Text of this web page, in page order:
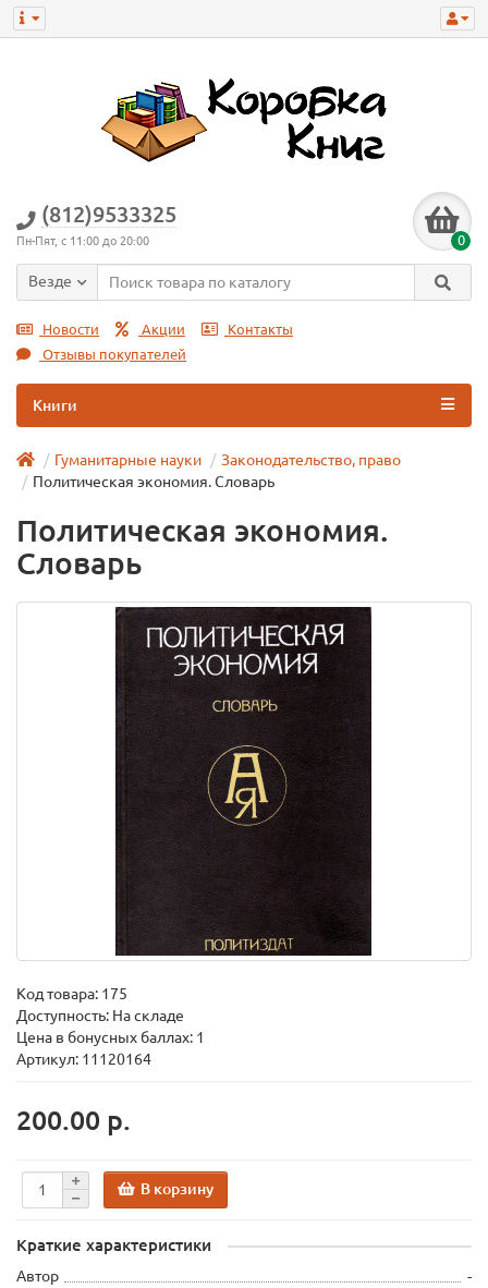
(812)9533325
Пн-Пят, с 11:00 до 20:00 0
Везде
Новости Акции
Контакты
Отзывы покупателей
Книги
Гуманитарные науки
Законодательство, право
Политическая экономия. Словарь
Политическая экономия.
Словарь
Код товара: 175
Доступность: На складе
Цена в бонусных баллах: 1
Артикул: 11120164
200.00 р.
В корзину
Краткие характеристики
Автор
-